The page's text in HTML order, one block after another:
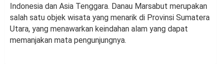
Indonesia dan Asia Tenggara. Danau Marsabut merupakan
salah satu objek wisata yang menarik di Provinsi Sumatera
Utara, yang menawarkan keindahan alam yang dapat
memanjakan mata pengunjungnya.